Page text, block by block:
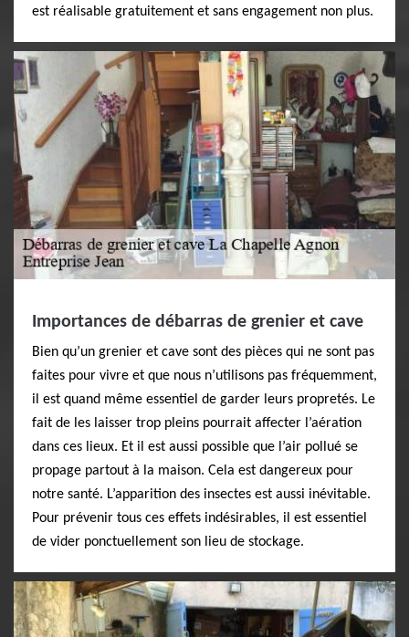
est réalisable gratuitement et sans engagement non plus.
Importances de débarras de grenier et cave
Bien qu’un grenier et cave sont des pièces qui ne sont pas
faites pour vivre et que nous n’utilisons pas fréquemment,
il est quand même essentiel de garder leurs propretés. Le
fait de les laisser trop pleins pourrait affecter l’aération
dans ces lieux. Et il est aussi possible que l’air pollué se
propage partout à la maison. Cela est dangereux pour
notre santé. L’apparition des insectes est aussi inévitable.
Pour prévenir tous ces effets indésirables, il est essentiel
de vider ponctuellement son lieu de stockage.